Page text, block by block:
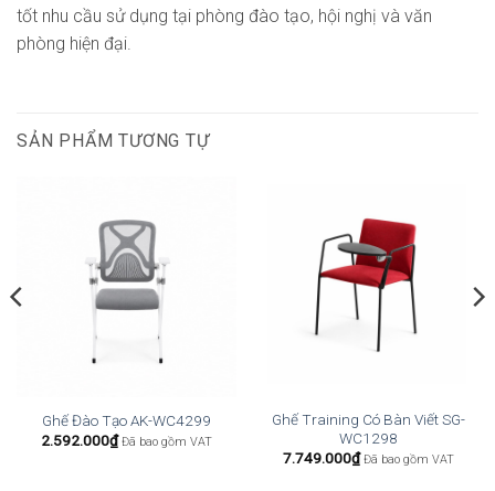
tốt nhu cầu sử dụng tại phòng đào tạo, hội nghị và văn
phòng hiện đại.
SẢN PHẨM TƯƠNG TỰ
Ghế Đào Tạo AK-WC4299
2.592.000₫ Đã bao gồm VAT
Ghế Training Có Bàn Viết SG-
WC1298
7.749.000₫ Đã bao gồm VAT